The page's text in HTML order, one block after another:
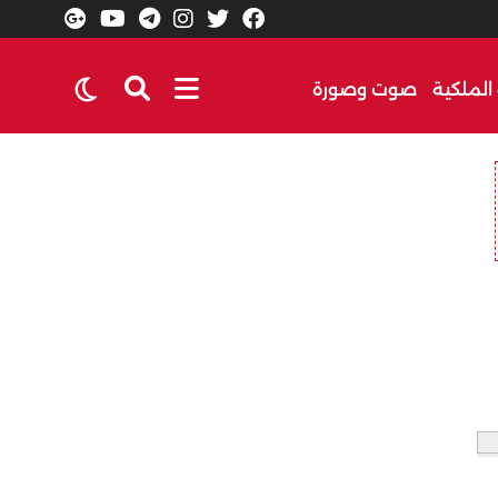
صوت وصورة